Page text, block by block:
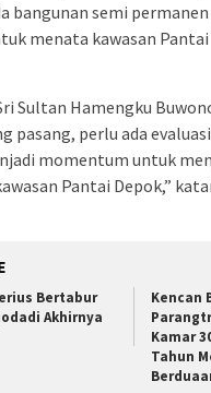
bangunan semi
menata kawasan
Sultan Hamengku
pasang, perlu ada
momentum untuk
Pantai Depok,”
Bertabur
Akhirnya
Kencan
Kamar
Tahun